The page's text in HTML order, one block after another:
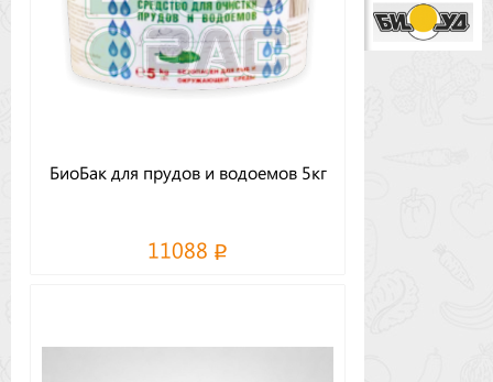
БиоБак для прудов и водоемов 5кг
11088